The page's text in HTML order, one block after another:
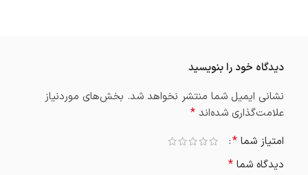
دیدگاه خود را بنویسید
نشانی ایمیل شما منتشر نخواهد شد. بخش‌های موردنیاز
علامت‌گذاری شده‌اند *
امتیاز شما *
دیدگاه شما *